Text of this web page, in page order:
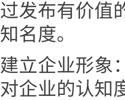
过发布有价值
知名度。
建立企业形象
对企业的认知